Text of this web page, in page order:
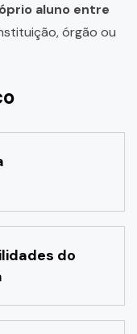
aluno entre
órgão ou
do